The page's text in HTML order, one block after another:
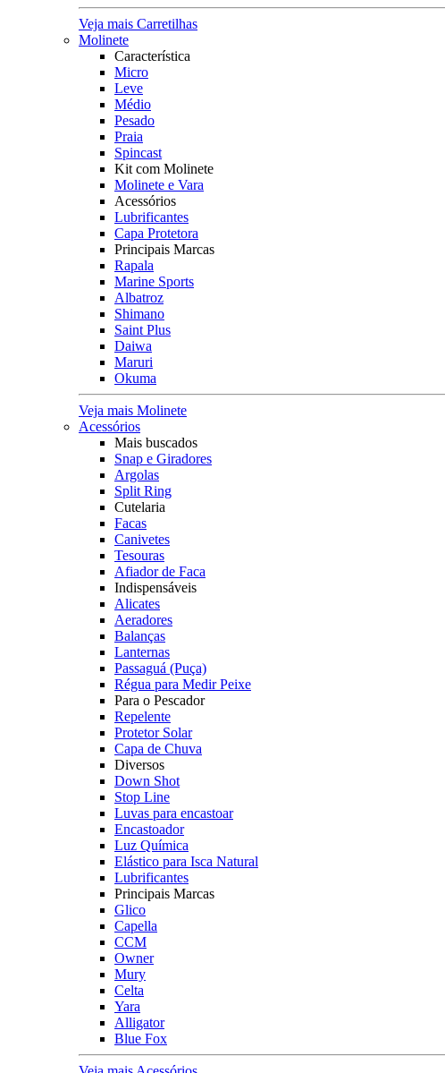
Veja mais Carretilhas
Molinete
Característica
Micro
Leve
Médio
Pesado
Praia
Spincast
Kit com Molinete
Molinete e Vara
Acessórios
Lubrificantes
Capa Protetora
Principais Marcas
Rapala
Marine Sports
Albatroz
Shimano
Saint Plus
Daiwa
Maruri
Okuma
Veja mais Molinete
Acessórios
Mais buscados
Snap e Giradores
Argolas
Split Ring
Cutelaria
Facas
Canivetes
Tesouras
Afiador de Faca
Indispensáveis
Alicates
Aeradores
Balanças
Lanternas
Passaguá (Puça)
Régua para Medir Peixe
Para o Pescador
Repelente
Protetor Solar
Capa de Chuva
Diversos
Down Shot
Stop Line
Luvas para encastoar
Encastoador
Luz Química
Elástico para Isca Natural
Lubrificantes
Principais Marcas
Glico
Capella
CCM
Owner
Mury
Celta
Yara
Alligator
Blue Fox